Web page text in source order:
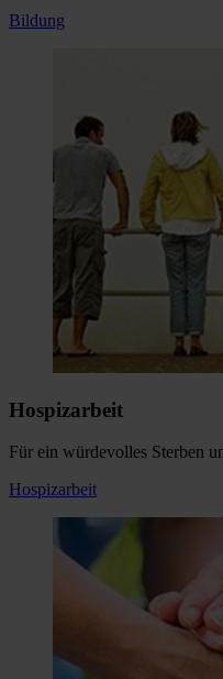
Bildung
Hospizarbeit
Für ein würdevolles Sterben
Hospizarbeit